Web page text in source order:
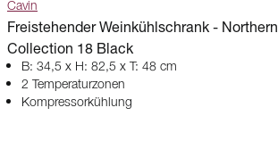
Cavin
Freistehender Weinkühlschrank - Northern
Collection 18 Black
B: 34,5 x H: 82,5 x T: 48 cm
2 Temperaturzonen
Kompressorkühlung